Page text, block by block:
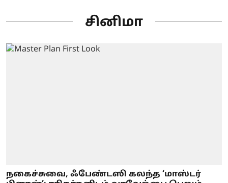
சினிமா
நகைச்சுவை, ஃபேண்டஸி கலந்த ‘மாஸ்டர்